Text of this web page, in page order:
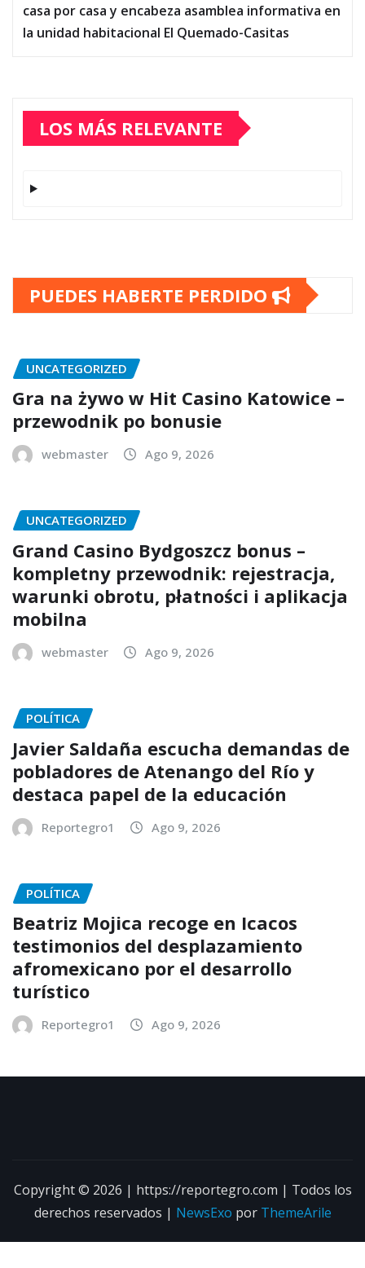
casa por casa y encabeza asamblea informativa en
la unidad habitacional El Quemado-Casitas
LOS MÁS RELEVANTE
PUEDES HABERTE PERDIDO
UNCATEGORIZED
Gra na żywo w Hit Casino Katowice –
przewodnik po bonusie
webmaster Ago 9, 2026
UNCATEGORIZED
Grand Casino Bydgoszcz bonus –
kompletny przewodnik: rejestracja,
warunki obrotu, płatności i aplikacja
mobilna
webmaster Ago 9, 2026
POLÍTICA
Javier Saldaña escucha demandas de
pobladores de Atenango del Río y
destaca papel de la educación
Reportegro1 Ago 9, 2026
POLÍTICA
Beatriz Mojica recoge en Icacos
testimonios del desplazamiento
afromexicano por el desarrollo
turístico
Reportegro1 Ago 9, 2026
Copyright © 2026 | https://reportegro.com | Todos los
derechos reservados | NewsExo por ThemeArile